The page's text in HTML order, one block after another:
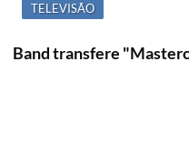
TELEVISÃO
Band transfere